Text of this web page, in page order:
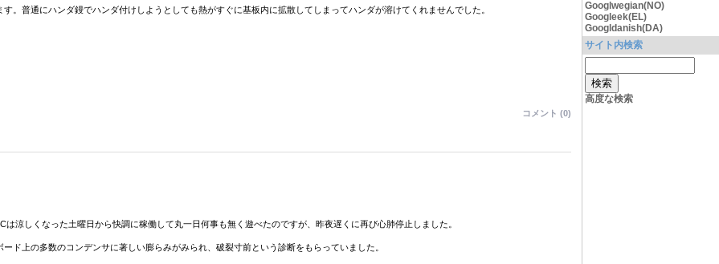
。普通にハンダ鏝でハンダ付けしようとしても熱がすぐに基板内に拡散してしまってハンダが溶けてくれませんでした。
コメント (0)
涼しくなった土曜日から快調に稼働して丸一日何事も無く遊べたのですが、昨夜遅くに再び心肺停止しました。
ド上の多数のコンデンサに著しい膨らみがみられ、破裂寸前という診断をもらっていました。
Googlwegian(NO)
Googleek(EL)
Googldanish(DA)
サイト内検索
高度な検索